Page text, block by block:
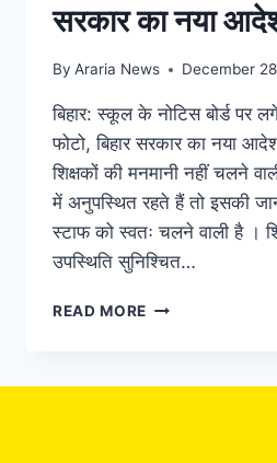
सरकार का नया
By Araria News December
बिहार: स्‍कूल के नोटिस बोर्ड पर
फोटो, बिहार सरकार का नया
शिक्षकों की मनमानी नहीं चलने
में अनुपस्थित रहते हैं तो इसकी
स्टाफ को स्वतः चलने वाली है ।
उपस्थिति सुनिश्चित…
READ MORE बिहार: